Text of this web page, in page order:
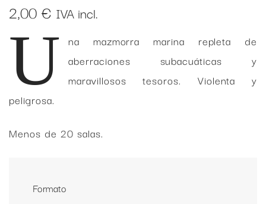
2,00 € IVA incl.
U na mazmorra marina repleta de
aberraciones subacuáticas y
maravillosos tesoros. Violenta y
peligrosa.
Menos de 20 salas.
Formato